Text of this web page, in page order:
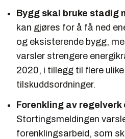
Bygg skal bruke stadig
kan gjøres for å få ned
og eksisterende bygg,
varsler strengere
2020, i tillegg til flere
tilskuddsordninger.
Forenkling av
Stortingsmeldingen
forenklingsarbeid, som